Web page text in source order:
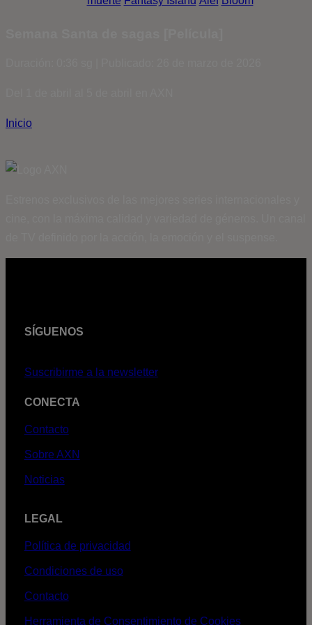
Inicio
SÍGUENOS
Suscribirme a la newsletter
CONECTA
Contacto
Sobre AXN
Noticias
LEGAL
Política de privacidad
Condiciones de uso
Contacto
Herramienta de Consentimiento de Cookies